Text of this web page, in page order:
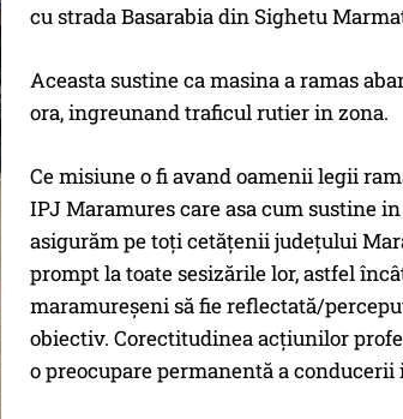
cu strada Basarabia din Sighetu
Aceasta sustine ca masina a ramas
ora, ingreunand traficul rutier in zona.
Ce misiune o fi avand oamenii legii
IPJ Maramures care asa cum sustine
asigurăm pe toţi cetăţenii judeţului
prompt la toate sesizările lor, astfel
maramureşeni să fie reflectată/
obiectiv. Corectitudinea acţiunilor
o preocupare permanentă a conducerii